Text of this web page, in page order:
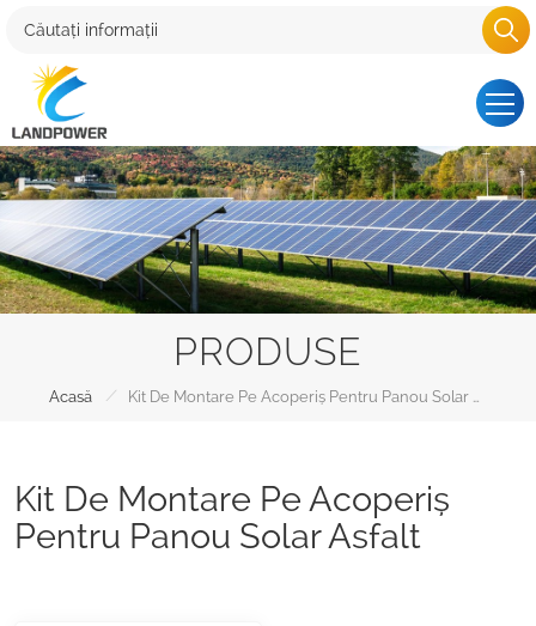
PRODUSE
Acasă /
Kit De Montare Pe Acoperiș
Pentru Panou Solar Asfalt